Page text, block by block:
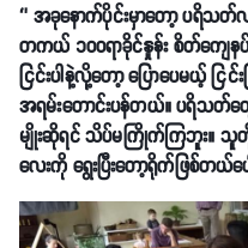
‘’ အခုနောက်ပိုင်းမှာတော့ ပ
တကယ် ၁၀၀ရာခိုင်နှုန်း စိတ်ကျေ
ငြင်းပါနဲ့လို့တော့ ပြောပေမယ့် င
အရမ်းတောင်းပန်တယ်။ ပရိသ
မျိုးဆိုရင် သိပ်မကြိုက်ကြဘူး။
လေးကို ရွေးပြီးတော့ရိုက်ဖြစ်တယ်